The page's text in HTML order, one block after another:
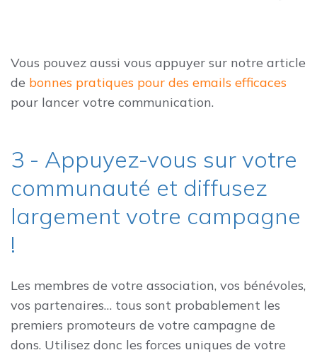
Vous pouvez aussi vous appuyer sur notre article
de bonnes pratiques pour des emails efficaces
pour lancer votre communication.
3 - Appuyez-vous sur votre
communauté et diffusez
largement votre campagne
!
Les membres de votre association, vos bénévoles,
vos partenaires… tous sont probablement les
premiers promoteurs de votre campagne de
dons. Utilisez donc les forces uniques de votre